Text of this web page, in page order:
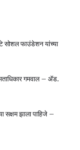
सोशल फाउंडेशन यांच्या
गमवाल – ॲड.
सक्षम झाला पाहिजे –